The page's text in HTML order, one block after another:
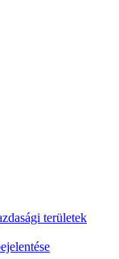
területek